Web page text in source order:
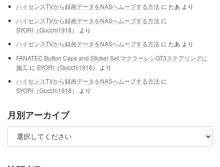
ハイセンスTVから録画データをNASへムーブする方法に たあ より
ハイセンスTVから録画データをNASへムーブする方法に
SYORI（Gucchi1918）
より
ハイセンスTVから録画データをNASへムーブする方法に たあ より
FANATEC Button Caps and Sticker Set マクラーレンGT3ステアリングに
施工 に SYORI（Gucchi1918）
より
ハイセンスTVから録画データをNASへムーブする方法に
SYORI（Gucchi1918）
より
月別アーカイブ